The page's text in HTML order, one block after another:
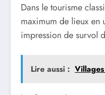
Dans le tourisme
maximum de lieux en
impression de survol
Lire aussi :